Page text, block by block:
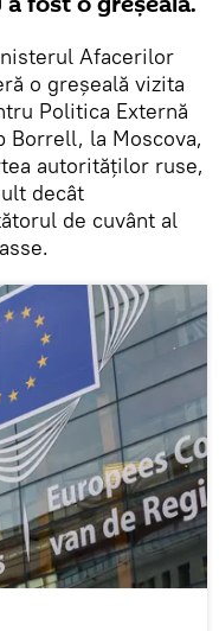
Afacerilor
o greșeală vizita
Politica Externă
Borrell, la Moscova,
autorităților ruse,
decât
de cuvânt al